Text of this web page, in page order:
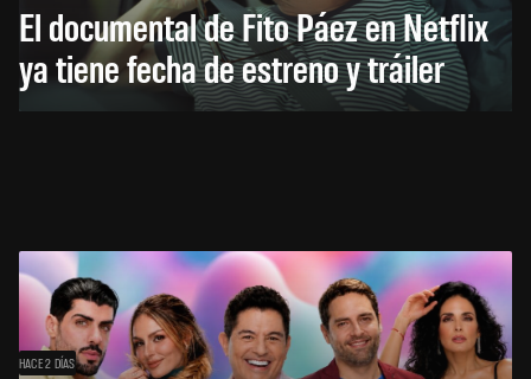
El documental de Fito Páez en Netflix
ya tiene fecha de estreno y tráiler
HACE 2 DÍAS